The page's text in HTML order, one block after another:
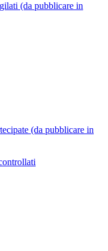
(da pubblicare in
(da pubblicare in